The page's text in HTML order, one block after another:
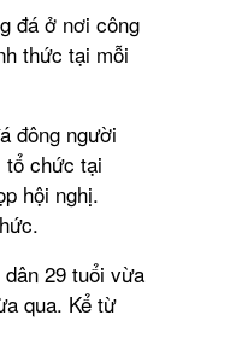
đá ở nơi công
thức tại mỗi
đông người
tổ chức tại
hội nghị.
29 tuổi vừa
qua. Kể từ